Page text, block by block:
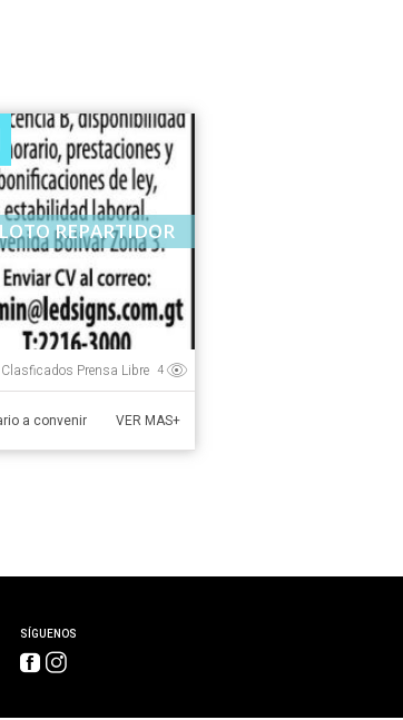
REPARTIDOR
Clasficados Prensa Libre 4
a convenir VER MAS+
SÍGUENOS